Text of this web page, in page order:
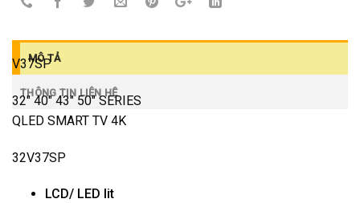
MÔ TẢ
THÔNG TIN LIÊN HỆ
V37SP
32″ 40″ 43″ 50″SERIES
QLED SMART TV 4K
32V37SP
LCD/ LED lit